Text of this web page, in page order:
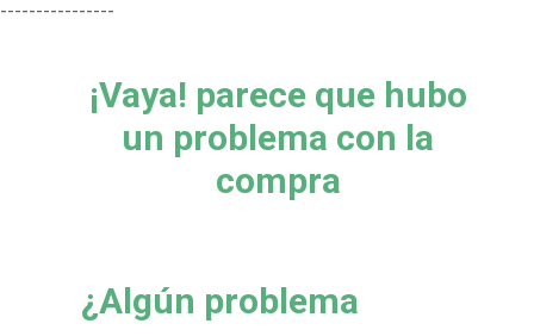
----------------
¡Vaya! parece que hubo
un problema con la
compra
¿Algún problema